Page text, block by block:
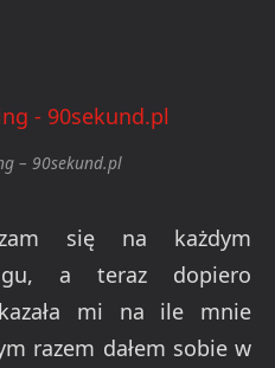
– 90sekund.pl
się na każdym
a teraz dopiero
mi na ile mnie
razem dałem sobie w